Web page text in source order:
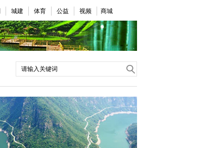
城建 体育 公益 视频 商城